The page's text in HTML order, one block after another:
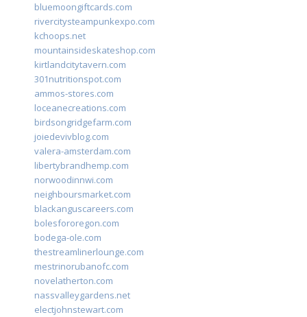
bluemoongiftcards.com
rivercitysteampunkexpo.com
kchoops.net
mountainsideskateshop.com
kirtlandcitytavern.com
301nutritionspot.com
ammos-stores.com
loceanecreations.com
birdsongridgefarm.com
joiedevivblog.com
valera-amsterdam.com
libertybrandhemp.com
norwoodinnwi.com
neighboursmarket.com
blackanguscareers.com
bolesfororegon.com
bodega-ole.com
thestreamlinerlounge.com
mestrinorubanofc.com
novelatherton.com
nassvalleygardens.net
electjohnstewart.com